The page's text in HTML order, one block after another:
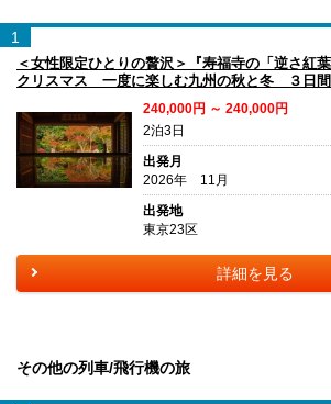
1
＜女性限定ひとりの贅沢＞『寿福寺の「逆さ紅
クリスマス 一度に楽しむ九州の秋と冬 ３日間
240,000円 ～ 240,000円
2泊3日
出発月
2026年 11月
出発地
東京23区
詳細を見る
その他の列車/飛行機の旅